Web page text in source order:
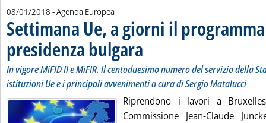
08/01/2018 - Agenda Europea
Settimana Ue, a giorni il
presidenza bulgara . Sottotitolo: In vigore MiFID II e MiFIR.
. Pubblicata lunedì 08 gennaio 2018 alle
In vigore MiFID II e MiFIR. Il centoduesimo numero del servizio della
istituzioni Ue e i principali avvenimenti a cura di Sergio Matalucci
Riprendono i lavori a
Commissione Jean-Claude